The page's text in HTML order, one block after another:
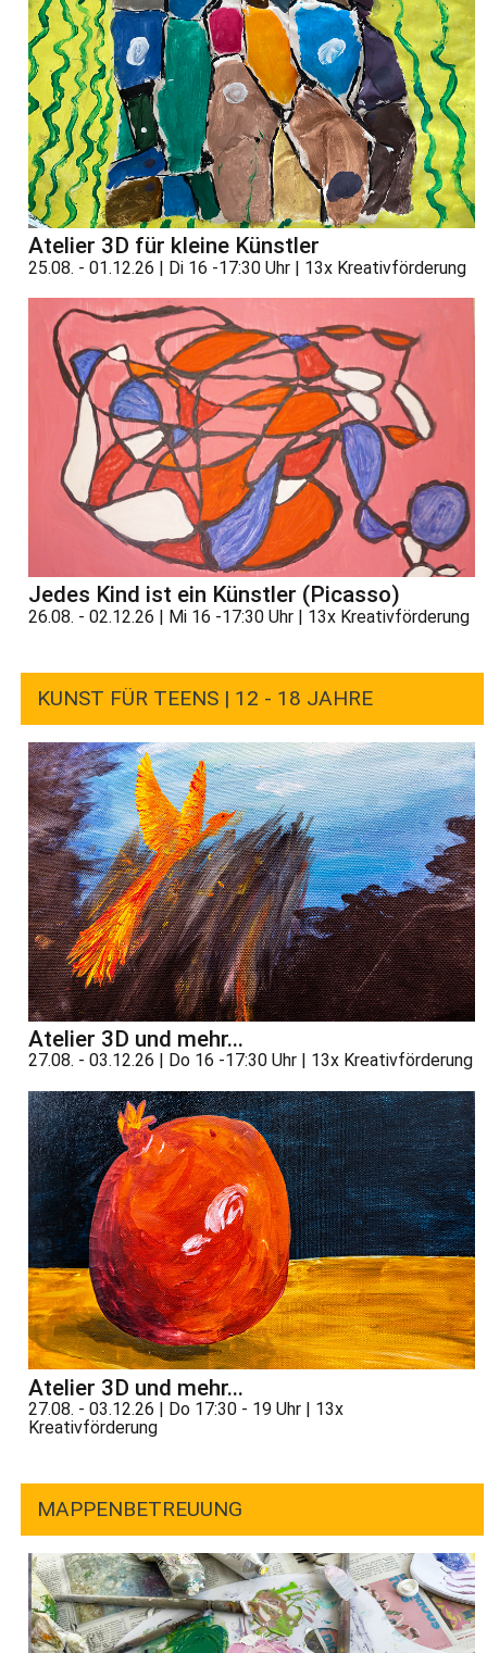
Atelier 3D für kleine Künstler
25.08. - 01.12.26 | Di 16 -17:30 Uhr | 13x Kreativförderung
Jedes Kind ist ein Künstler (Picasso)
26.08. - 02.12.26 | Mi 16 -17:30 Uhr | 13x Kreativförderung
KUNST FÜR TEENS | 12 - 18 JAHRE
Atelier 3D und mehr...
27.08. - 03.12.26 | Do 16 -17:30 Uhr | 13x Kreativförderung
Atelier 3D und mehr...
27.08. - 03.12.26 | Do 17:30 - 19 Uhr | 13x
Kreativförderung
MAPPENBETREUUNG